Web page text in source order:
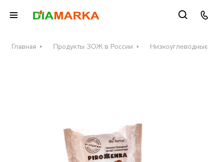
Главная Продукты ЗОЖ в России Низкоуглеводные